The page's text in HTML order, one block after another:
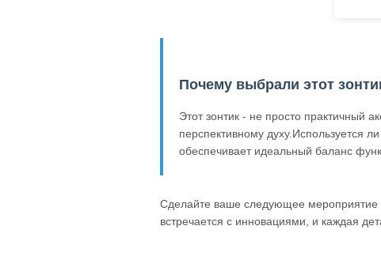
Почему выбрали этот
Этот зонтик - не просто практичный
перспективному духу.Используется
обеспечивает идеальный баланс
Сделайте ваше следующее мероприятие
встречается с инновациями, и каждая